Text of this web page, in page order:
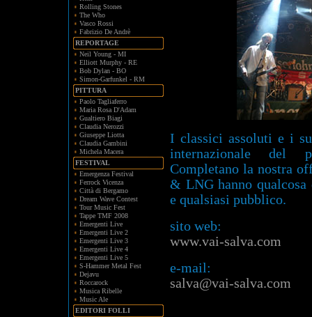
Rolling Stones
The Who
Vasco Rossi
Fabrizio De Andrè
REPORTAGE
Neil Young - MI
Elliott Murphy - RE
Bob Dylan - BO
Simon-Garfunkel - RM
PITTURA
Paolo Tagliaferro
Maria Rosa D'Adam
Gualtiero Biagi
Claudia Nerozzi
Giuseppe Liotta
Claudia Gambini
Michela Macera
FESTIVAL
Emergenza Festival
Ferrock Vicenza
Città di Bergamo
Dream Wave Contest
Tour Music Fest
Tappe TMF 2008
Emergenti Live
Emergenti Live 2
Emergenti Live 3
Emergenti Live 4
Emergenti Live 5
S-Hammer Metal Fest
Dejavu
Roccarock
Musica Ribelle
Music Ale
EDITORI FOLLI
I classici assoluti e i
internazionale del
Completano la nostra
& LNG hanno qualcosa
e qualsiasi pubblico.
sito web:
www.vai-salva.com
e-mail:
salva@vai-salva.com